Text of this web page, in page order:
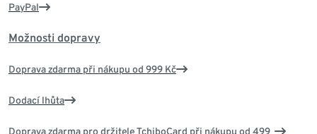
PayPal
Možnosti dopravy
Doprava zdarma při nákupu od 999 Kč
Dodací lhůta
Doprava zdarma pro držitele TchiboCard při nákupu od 499